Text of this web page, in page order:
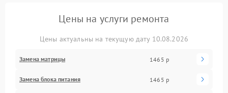
Цены на услуги ремонта
Цены актуальны на текущую дату 10.08.2026
Замена матрицы 1465 р
Замена блока питания 1465 р